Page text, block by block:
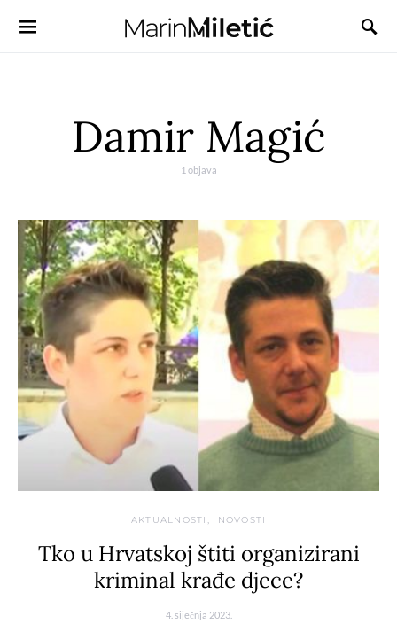
Damir Magić
1 objava
AKTUALNOSTI NOVOSTI
Tko u Hrvatskoj štiti organizirani
kriminal krađe djece?
4. siječnja 2023.